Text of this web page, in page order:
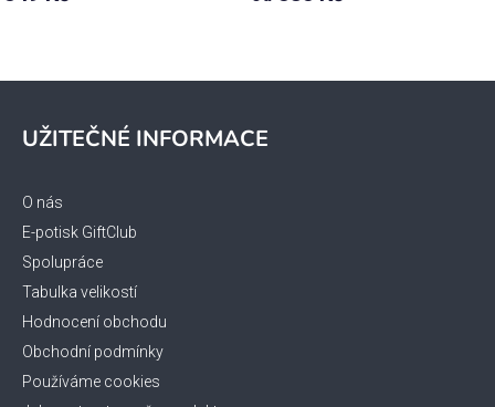
UŽITEČNÉ INFORMACE
O nás
E-potisk GiftClub
Spolupráce
Tabulka velikostí
Hodnocení obchodu
Obchodní podmínky
Používáme cookies